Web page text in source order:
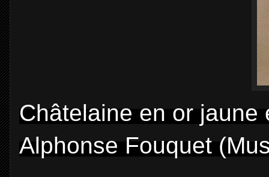
Châtelaine en or jaune
Alphonse Fouquet